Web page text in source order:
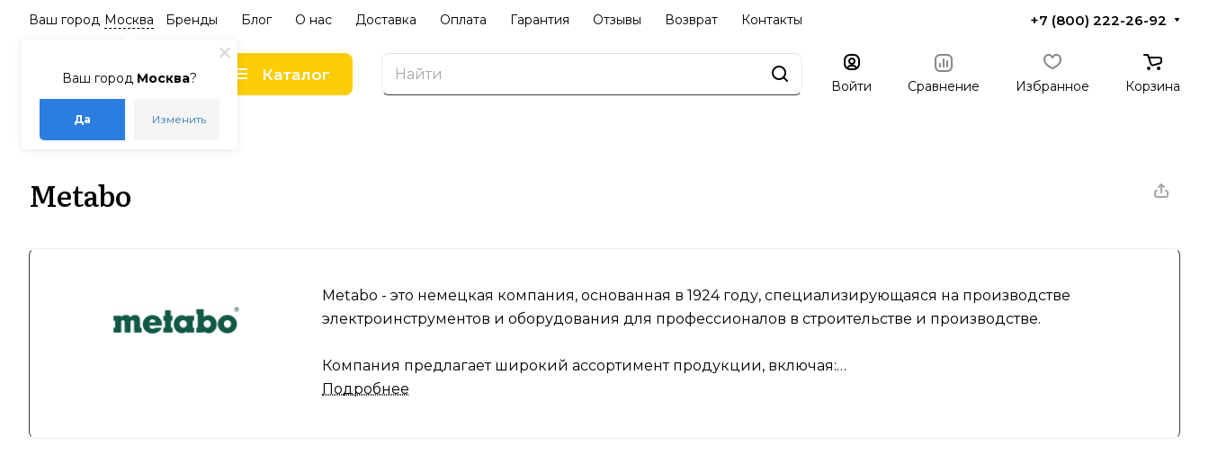
Ваш город Москва?
Да Изменить
Ваш город Москва Бренды Блог О нас Доставка Оплата Гарантия Отзывы Возврат Контакты +7 (800) 222-26-92
Каталог
Войти Сравнение Избранное Корзина
Главная – Бренды
Metabo
Metabo - это немецкая компания, основанная в 1924 году, специализирующаяся на производстве
электроинструментов и оборудования для профессионалов в строительстве и производстве.
Компания предлагает широкий ассортимент продукции, включая:
Подробнее